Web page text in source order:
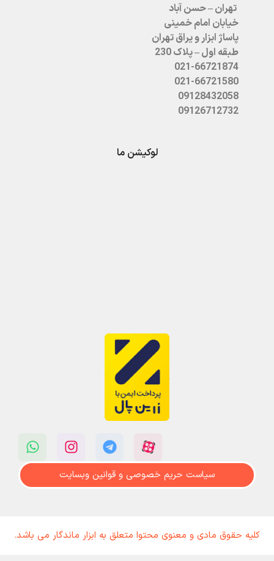
تهران – حسن آباد
خیابان امام خمینی
پاساژ ابزار و یراق تهران
طبقه اول – پلاک 230
021-66721874
021-66721580
09128432058
09126712732
لوکیشن ما
سیاست حریم خصوصی و قوانین وبسایت
کلیه حقوق مادی و معنوی محتوا متعلق به ابزار ماندگار می باشد.